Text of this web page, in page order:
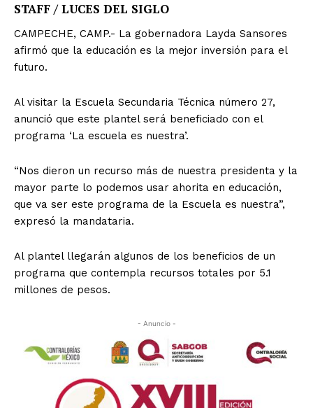
STAFF / LUCES DEL SIGLO
CAMPECHE, CAMP.- La gobernadora Layda Sansores
afirmó que la educación es la mejor inversión para el
futuro.
Al visitar la Escuela Secundaria Técnica número 27,
anunció que este plantel será beneficiado con el
programa ‘La escuela es nuestra’.
“Nos dieron un recurso más de nuestra presidenta y la
mayor parte lo podemos usar ahorita en educación,
que va ser este programa de la Escuela es nuestra”,
expresó la mandataria.
Al plantel llegarán algunos de los beneficios de un
programa que contempla recursos totales por 5.1
millones de pesos.
- Anuncio -